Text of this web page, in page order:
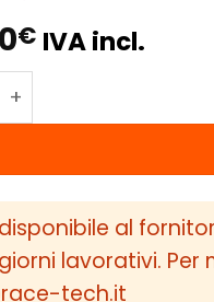
€ IVA incl.
Volvo S60 AWD
al
lavorativi.
tech.it